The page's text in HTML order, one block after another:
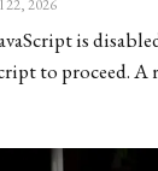
22, 2026
is
to proceed.